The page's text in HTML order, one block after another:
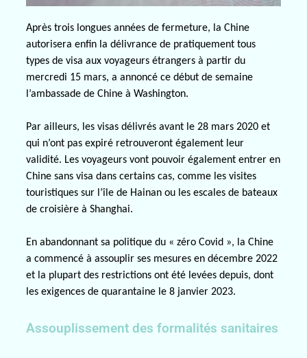
Après trois longues années de fermeture, la Chine
autorisera enfin la délivrance de pratiquement tous
types de visa aux voyageurs étrangers à partir du
mercredi 15 mars, a annoncé ce début de semaine
l’ambassade de Chine à Washington.
Par ailleurs, les visas délivrés avant le 28 mars 2020 et
qui n’ont pas expiré retrouveront également leur
validité. Les voyageurs vont pouvoir également entrer en
Chine sans visa dans certains cas, comme les visites
touristiques sur l’île de Hainan ou les escales de bateaux
de croisière à Shanghai.
En abandonnant sa politique du « zéro Covid », la Chine
a commencé à assouplir ses mesures en décembre 2022
et la plupart des restrictions ont été levées depuis, dont
les exigences de quarantaine le 8 janvier 2023.
Assouplissement des formalités sanitaires